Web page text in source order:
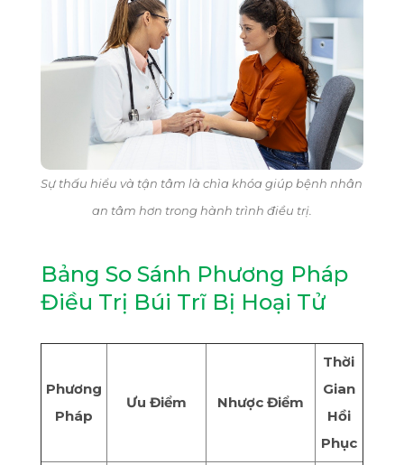
Sự thấu hiểu và tận tâm là chìa khóa giúp bệnh nhân
an tâm hơn trong hành trình điều trị.
Bảng So Sánh Phương Pháp
Điều Trị Búi Trĩ Bị Hoại Tử
Phương
Pháp
Ưu Điểm Nhược Điểm
Thời
Gian
Hồi
Phục